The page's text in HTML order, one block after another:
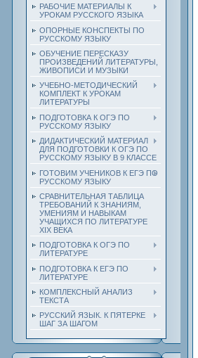
РАБОЧИЕ МАТЕРИАЛЫ К
УРОКАМ РУССКОГО ЯЗЫКА
ОПОРНЫЕ КОНСПЕКТЫ ПО
РУССКОМУ ЯЗЫКУ
ОБУЧЕНИЕ ПЕРЕСКАЗУ
ПРОИЗВЕДЕНИЙ ЛИТЕРАТУРЫ,
ЖИВОПИСИ И МУЗЫКИ
УЧЕБНО-МЕТОДИЧЕСКИЙ
КОМПЛЕКТ К УРОКАМ
ЛИТЕРАТУРЫ
ПОДГОТОВКА К ОГЭ ПО
РУССКОМУ ЯЗЫКУ
ДИДАКТИЧЕСКИЙ МАТЕРИАЛ
ДЛЯ ПОДГОТОВКИ К ОГЭ ПО
РУССКОМУ ЯЗЫКУ В 9 КЛАССЕ
ГОТОВИМ УЧЕНИКОВ К ЕГЭ ПО
РУССКОМУ ЯЗЫКУ
СРАВНИТЕЛЬНАЯ ТАБЛИЦА
ТРЕБОВАНИЙ К ЗНАНИЯМ,
УМЕНИЯМ И НАВЫКАМ
УЧАЩИХСЯ ПО ЛИТЕРАТУРЕ
ХIХ ВЕКА
ПОДГОТОВКА К ОГЭ ПО
ЛИТЕРАТУРЕ
ПОДГОТОВКА К ЕГЭ ПО
ЛИТЕРАТУРЕ
КОМПЛЕКСНЫЙ АНАЛИЗ
ТЕКСТА
РУССКИЙ ЯЗЫК. К ПЯТЕРКЕ
ШАГ ЗА ШАГОМ